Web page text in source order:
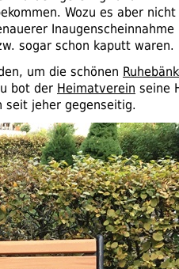
Wozu es aber nicht
Inaugenscheinnahme
sogar schon kaputt waren.
um die schönen
bot der Heimatverein seine
seit jeher gegenseitig.